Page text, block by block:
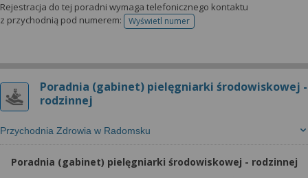
Rejestracja do tej poradni wymaga telefonicznego kontaktu
z przychodnią pod numerem:
Wyświetl numertelefonu do rejestracji
Poradnia (gabinet) pielęgniarki środowiskowej -
rodzinnej
Przychodnia Zdrowia w Radomsku
Poradnia (gabinet) pielęgniarki środowiskowej - rodzinnej